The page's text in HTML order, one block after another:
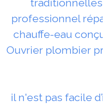
professionnel
chauffe-eau
Ouvrier plombier
il n'est pas facile